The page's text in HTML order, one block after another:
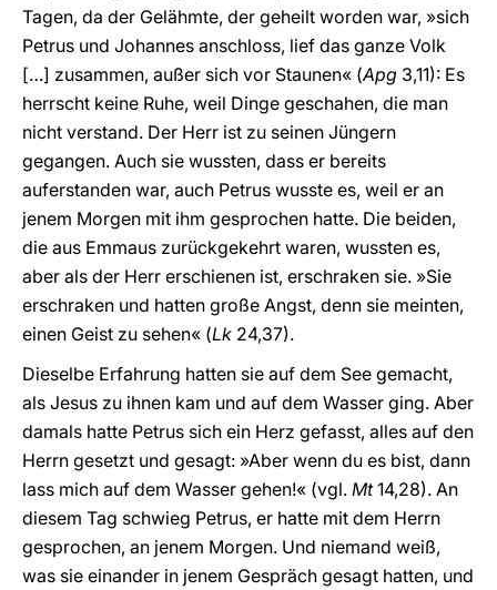
Tagen, da der Gelähmte, der geheilt worden war, »sich
Petrus und Johannes anschloss, lief das ganze Volk
[…] zusammen, außer sich vor Staunen« (Apg 3,11): Es
herrscht keine Ruhe, weil Dinge geschahen, die man
nicht verstand. Der Herr ist zu seinen Jüngern
gegangen. Auch sie wussten, dass er bereits
auferstanden war, auch Petrus wusste es, weil er an
jenem Morgen mit ihm gesprochen hatte. Die beiden,
die aus Emmaus zurückgekehrt waren, wussten es,
aber als der Herr erschienen ist, erschraken sie. »Sie
erschraken und hatten große Angst, denn sie meinten,
einen Geist zu sehen« (Lk 24,37).
Dieselbe Erfahrung hatten sie auf dem See gemacht,
als Jesus zu ihnen kam und auf dem Wasser ging. Aber
damals hatte Petrus sich ein Herz gefasst, alles auf den
Herrn gesetzt und gesagt: »Aber wenn du es bist, dann
lass mich auf dem Wasser gehen!« (vgl. Mt14,28). An
diesem Tag schwieg Petrus, er hatte mit dem Herrn
gesprochen, an jenem Morgen. Und niemand weiß,
was sie einander in jenem Gespräch gesagt hatten, und